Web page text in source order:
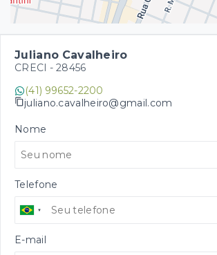
Juliano Cavalheiro
CRECI - 28456
(41) 99652-2200
juliano.cavalheiro@gmail.com
Nome
Telefone
E-mail